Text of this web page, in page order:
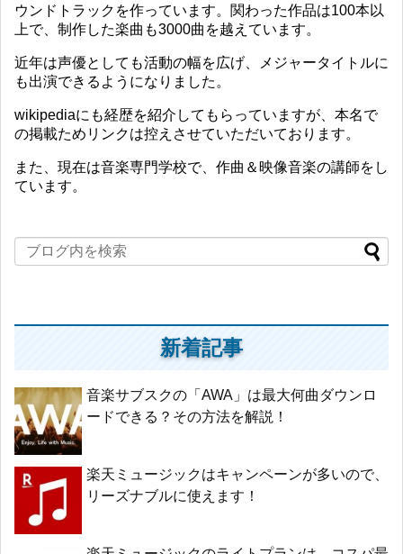
ウンドトラックを作っています。関わった作品は100本以
上で、制作した楽曲も3000曲を越えています。
近年は声優としても活動の幅を広げ、メジャータイトルに
も出演できるようになりました。
wikipediaにも経歴を紹介してもらっていますが、本名で
の掲載ためリンクは控えさせていただいております。
また、現在は音楽専門学校で、作曲＆映像音楽の講師をし
ています。
新着記事
音楽サブスクの「AWA」は最大何曲ダウンロ
ードできる？その方法を解説！
楽天ミュージックはキャンペーンが多いので、
リーズナブルに使えます！